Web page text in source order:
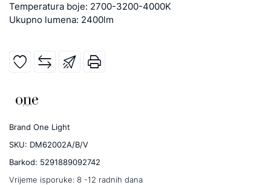
Temperatura boje: 2700-3200-4000K
Ukupno lumena: 2400lm
Brand One Light
SKU: DM62002A/B/V
Barkod: 5291889092742
Vrijeme isporuke: 8 -12 radnih dana